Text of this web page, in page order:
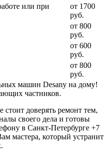
или при
от 1700
руб.
от 800
руб.
от 600
руб.
от 800
руб.
машин Desany на дому!
частников.
стоит доверять ремонт тем,
своего дела и готовы
в Санкт-Петербурге +7
мастера, который устранит